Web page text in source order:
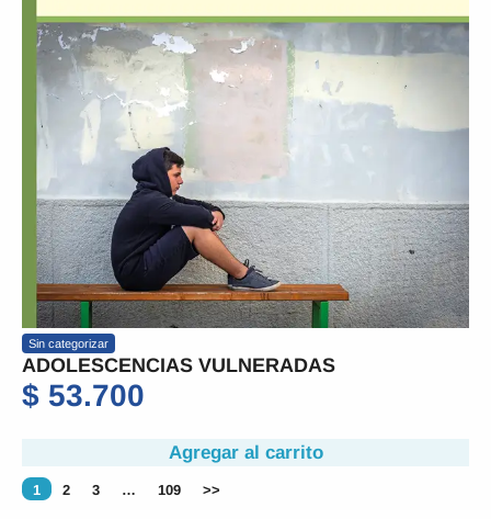
Sin categorizar
ADOLESCENCIAS VULNERADAS
$ 53.700
Agregar al carrito
1 2 3 … 109 >>